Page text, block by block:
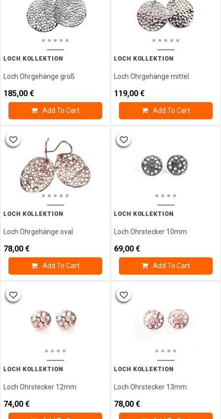
LOCH KOLLEKTION
Loch Ohrgehänge groß
185,00 €
Add To Cart
LOCH KOLLEKTION
Loch Ohrgehänge mittel
119,00 €
Add To Cart
LOCH KOLLEKTION
Loch Ohrgehänge oval
78,00 €
Add To Cart
LOCH KOLLEKTION
Loch Ohrstecker 10mm
69,00 €
Add To Cart
LOCH KOLLEKTION
Loch Ohrstecker 12mm
74,00 €
LOCH KOLLEKTION
Loch Ohrstecker 13mm
78,00 €